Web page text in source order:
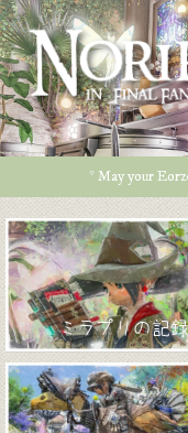
* May your
ミラプリの記録